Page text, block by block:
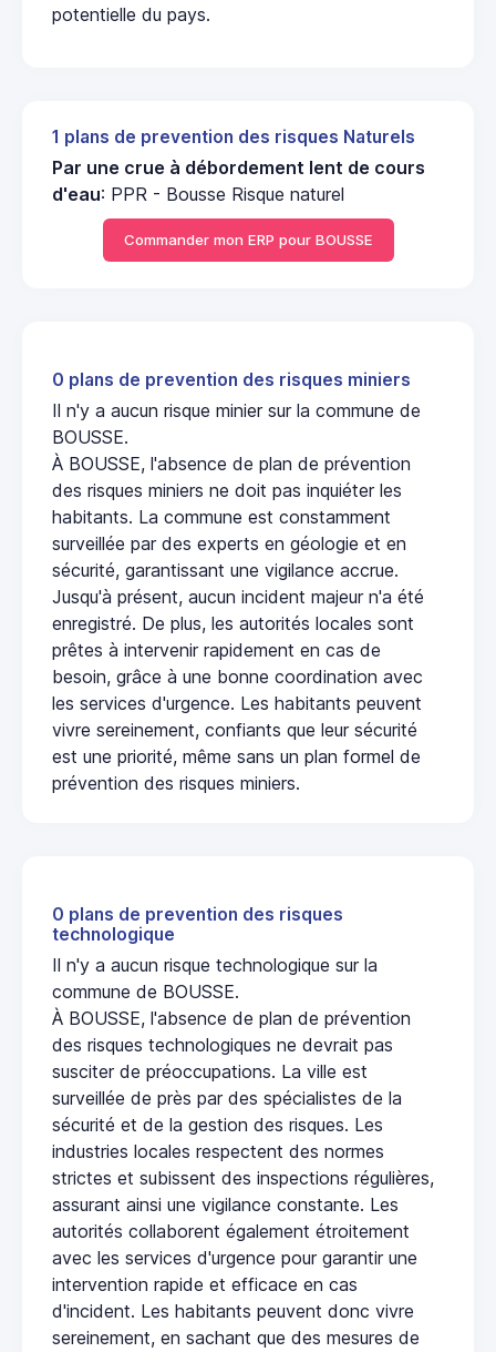
potentielle du pays.
1 plans de prevention des risques Naturels
Par une crue à débordement lent de cours
d'eau: PPR - Bousse Risque naturel
Commander mon ERP pour BOUSSE
0 plans de prevention des risques miniers
Il n'y a aucun risque minier sur la commune de
BOUSSE.
À BOUSSE, l'absence de plan de prévention
des risques miniers ne doit pas inquiéter les
habitants. La commune est constamment
surveillée par des experts en géologie et en
sécurité, garantissant une vigilance accrue.
Jusqu'à présent, aucun incident majeur n'a été
enregistré. De plus, les autorités locales sont
prêtes à intervenir rapidement en cas de
besoin, grâce à une bonne coordination avec
les services d'urgence. Les habitants peuvent
vivre sereinement, confiants que leur sécurité
est une priorité, même sans un plan formel de
prévention des risques miniers.
0 plans de prevention des risques
technologique
Il n'y a aucun risque technologique sur la
commune de BOUSSE.
À BOUSSE, l'absence de plan de prévention
des risques technologiques ne devrait pas
susciter de préoccupations. La ville est
surveillée de près par des spécialistes de la
sécurité et de la gestion des risques. Les
industries locales respectent des normes
strictes et subissent des inspections régulières,
assurant ainsi une vigilance constante. Les
autorités collaborent également étroitement
avec les services d'urgence pour garantir une
intervention rapide et efficace en cas
d'incident. Les habitants peuvent donc vivre
sereinement, en sachant que des mesures de